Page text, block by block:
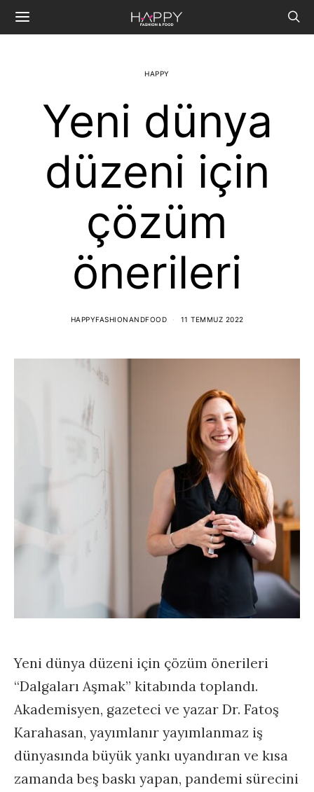
HAPPY
Yeni dünya
düzeni için
çözüm
önerileri
HAPPYFASHIONANDFOOD 11 TEMMUZ 2022
Yeni dünya düzeni için çözüm önerileri
“Dalgaları Aşmak” kitabında toplandı.
Akademisyen, gazeteci ve yazar Dr. Fatoş
Karahasan, yayımlanır yayımlanmaz iş
dünyasında büyük yankı uyandıran ve kısa
zamanda beş baskı yapan, pandemi sürecini